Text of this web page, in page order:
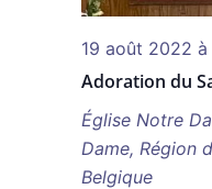
Adoration du
19 août 2022 à
Église Notre
Dame, Région
Belgique